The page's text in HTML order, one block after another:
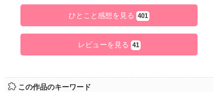
ひとこと感想を見る 401
レビューを見る 41
この作品のキーワード